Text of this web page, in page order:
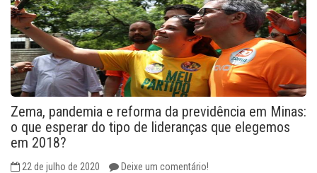
Zema, pandemia e reforma da previdência em Minas:
o que esperar do tipo de lideranças que elegemos
em 2018?
22 de julho de 2020 Deixe um comentário!